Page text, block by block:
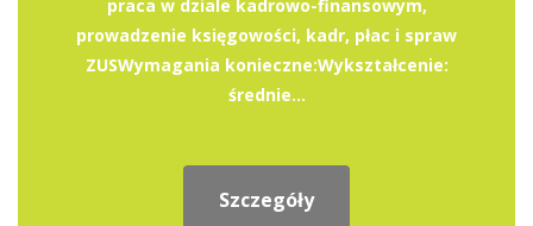
praca w dziale kadrowo-finansowym,
prowadzenie księgowości, kadr, płac i spraw
ZUSWymagania konieczne:Wykształcenie:
średnie...
Szczegóły